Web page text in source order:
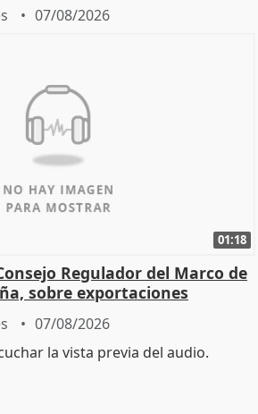
07/08/2026
01:18
Regulador del Marco de
sobre exportaciones
07/08/2026